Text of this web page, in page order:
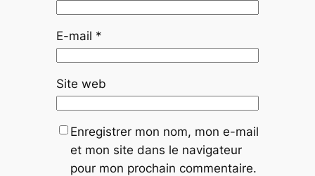
E-mail *
Site web
Enregistrer mon nom, mon e-mail
et mon site dans le navigateur
pour mon prochain commentaire.